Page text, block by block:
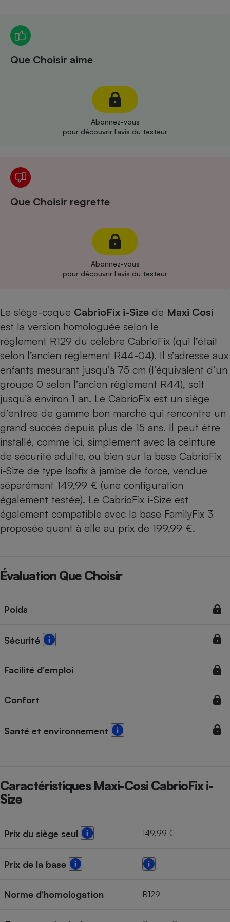
Que Choisir aime
Abonnez-vous
pour découvrir l’avis du testeur
Que Choisir regrette
Abonnez-vous
pour découvrir l’avis du testeur
Le siège-coque CabrioFix i-Size de Maxi Cosi
est la version homologuée selon le
règlement R129 du célèbre CabrioFix (qui l’était
selon l’ancien règlement R44-04). Il s’adresse aux
enfants mesurant jusqu’à 75 cm (l’équivalent d’un
groupe 0 selon l’ancien règlement R44), soit
jusqu’à environ 1 an. Le CabrioFix est un siège
d’entrée de gamme bon marché qui rencontre un
grand succès depuis plus de 15 ans. Il peut être
installé, comme ici, simplement avec la ceinture
de sécurité adulte, ou bien sur la base CabrioFix
i-Size de type Isofix à jambe de force, vendue
séparément 149,99 € (une configuration
également testée). Le CabrioFix i-Size est
également compatible avec la base FamilyFix 3
proposée quant à elle au prix de 199,99 €.
Évaluation Que Choisir
Poids
Sécurité
Facilité d'emploi
Confort
Santé et environnement
Caractéristiques Maxi-Cosi CabrioFix i-
Size
Prix du siège seul 149,99 €
Prix de la base
Norme d'homologation R129
Climatiseur -
Cafetière à expressos
Robot ménager